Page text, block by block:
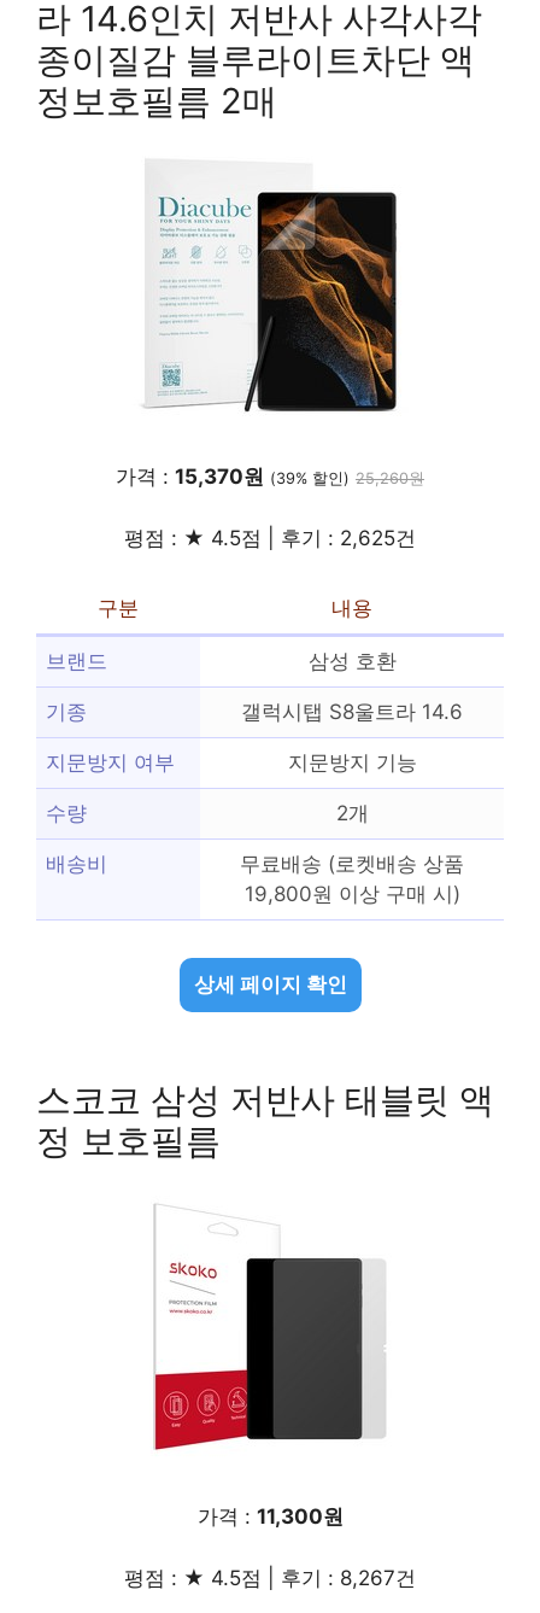
라 14.6인치 저반사 사각사각
종이질감 블루라이트차단 액
정보호필름 2매
가격 : 15,370원 (39% 할인) 25,260원
평점 : ★ 4.5점 | 후기 : 2,625건
구분 내용
브랜드 삼성 호환
기종 갤럭시탭 S8울트라 14.6
지문방지 여부 지문방지 기능
수량 2개
배송비
무료배송 (로켓배송 상품
19,800원 이상 구매 시)
상세 페이지 확인
스코코 삼성 저반사 태블릿 액
정 보호필름
가격 : 11,300원
평점 : ★ 4.5점 | 후기 : 8,267건